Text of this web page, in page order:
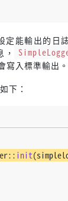
定能輸出的日
寫入標準輸出。
下：
init